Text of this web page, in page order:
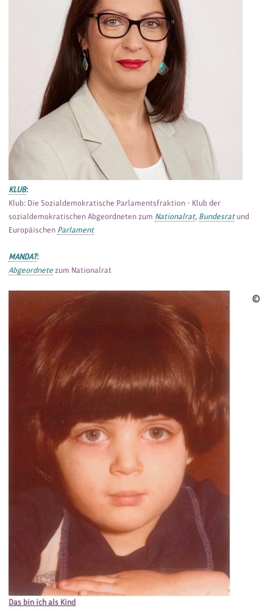
KLUB:
Klub: Die Sozialdemokratische Parlamentsfraktion - Klub der
sozialdemokratischen Abgeordneten zum Nationalrat, Bundesratund
Europäischen Parlament
MANDAT:
Abgeordnete zum Nationalrat
©
Das bin ich als Kind